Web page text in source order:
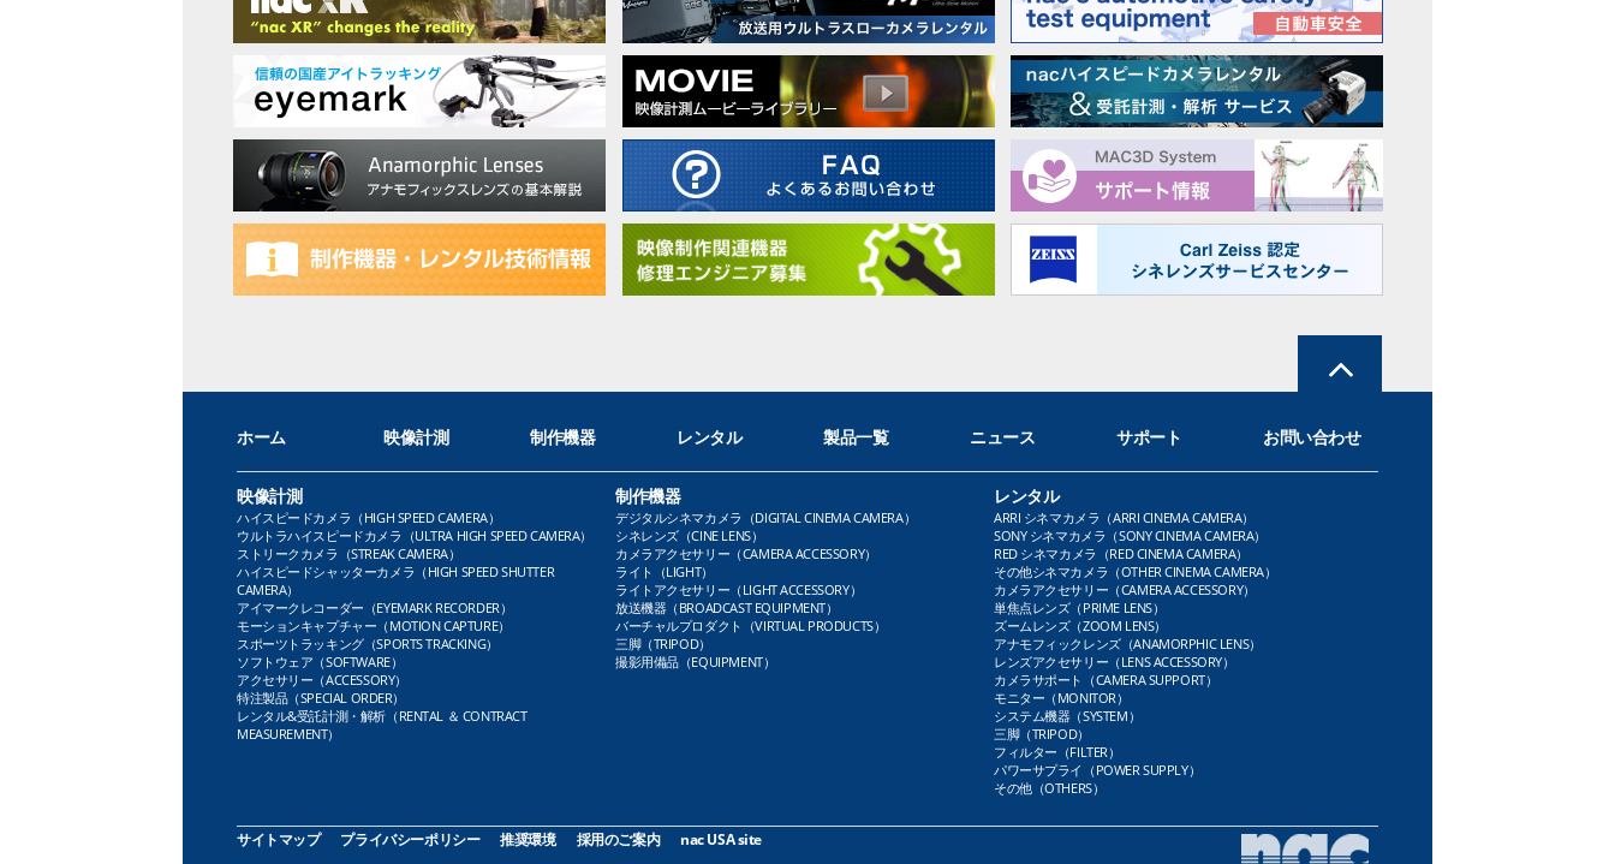
ホーム 映像計測 制作機器 レンタル 製品一覧 ニュース サポート お問い合わせ
映像計測
ハイスピードカメラ（HIGH SPEED CAMERA）
ウルトラハイスピードカメラ（ULTRA HIGH SPEED CAMERA）
ストリークカメラ（STREAK CAMERA）
ハイスピードシャッターカメラ（HIGH SPEED SHUTTER
CAMERA）
アイマークレコーダー（EYEMARK RECORDER）
モーションキャプチャー（MOTION CAPTURE）
スポーツトラッキング（SPORTS TRACKING）
ソフトウェア（SOFTWARE）
アクセサリー（ACCESSORY）
特注製品（SPECIAL ORDER）
レンタル&受託計測・解析（RENTAL ＆ CONTRACT
MEASUREMENT）
制作機器
デジタルシネマカメラ（DIGITAL CINEMA CAMERA）
シネレンズ（CINE LENS）
カメラアクセサリー（CAMERA ACCESSORY）
ライト（LIGHT）
ライトアクセサリー（LIGHT ACCESSORY）
放送機器（BROADCAST EQUIPMENT）
バーチャルプロダクト（VIRTUAL PRODUCTS）
三脚（TRIPOD）
撮影用備品（EQUIPMENT）
レンタル
ARRI シネマカメラ（ARRI CINEMA CAMERA）
SONY シネマカメラ（SONY CINEMA CAMERA）
RED シネマカメラ（RED CINEMA CAMERA）
その他シネマカメラ（OTHER CINEMA CAMERA）
カメラアクセサリー（CAMERA ACCESSORY）
単焦点レンズ（PRIME LENS）
ズームレンズ（ZOOM LENS）
アナモフィックレンズ（ANAMORPHIC LENS）
レンズアクセサリー（LENS ACCESSORY）
カメラサポート（CAMERA SUPPORT）
モニター（MONITOR）
システム機器（SYSTEM）
三脚（TRIPOD）
フィルター（FILTER）
パワーサプライ（POWER SUPPLY）
その他（OTHERS）
サイトマップ プライバシーポリシー 推奨環境 採用のご案内 nac USA site